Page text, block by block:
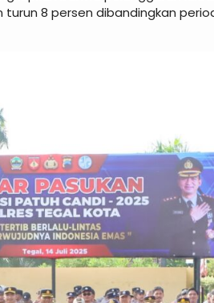
8 persen dibandingkan